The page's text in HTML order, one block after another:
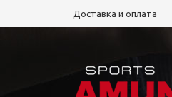
Доставка и оплата